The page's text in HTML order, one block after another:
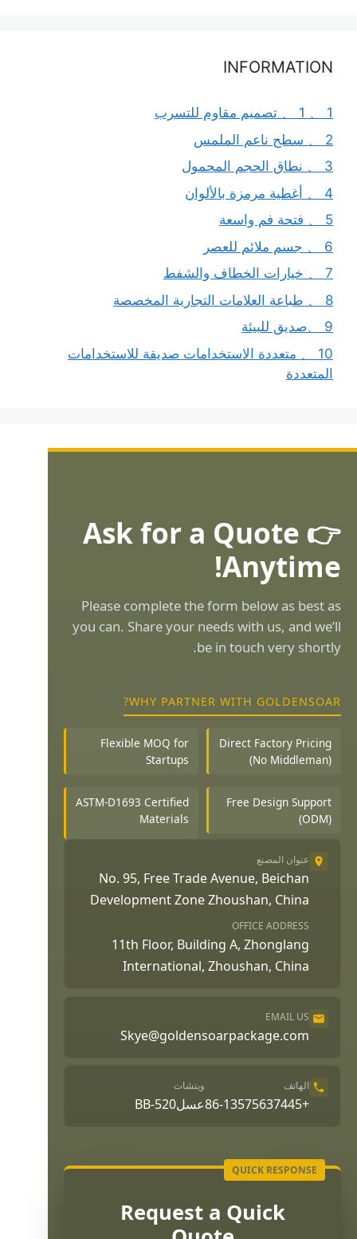
INFORMATION
1 、 1 、 تصميم مقاوم للتسرب
2 、 سطح ناعم الملمس
3 、 نطاق الحجم المحمول
4 、 أغطية مرمزة بالألوان
5 、 فتحة فم واسعة
6 、 جسم ملائم للعصر
7 、 خيارات الخطاف والشفط
8 、 طباعة العلامات التجارية المخصصة
9 、صديق للبيئة
10 、 متعددة الاستخدامات صديقة للاستخدامات
المتعددة
👉 Ask for a Quote
Anytime!
Please complete the form below as best as
you can. Share your needs with us, and we’ll
be in touch very shortly.
WHY PARTNER WITH GOLDENSOAR?
Direct Factory Pricing
(No Middleman)
Flexible MOQ for
Startups
Free Design Support
(ODM)
ASTM-D1693 Certified
Materials
عنوان المصنع
No. 95, Free Trade Avenue, Beichan
Development Zone Zhoushan, China
OFFICE ADDRESS
11th Floor, Building A, Zhonglang
International, Zhoushan, China
EMAIL US
Skye@goldensoarpackage.com
الهاتف
+86-13575637445
ويتشات
عسلBB-520
Request a Quick